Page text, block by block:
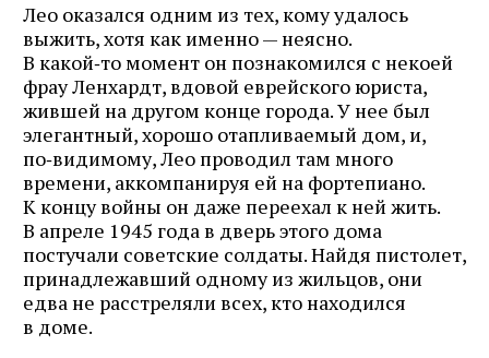
Лео оказался одним из тех, кому удалось
выжить, хотя как именно — неясно.
В какой‑то момент он познакомился с некоей
фрау Ленхардт, вдовой еврейского юриста,
жившей на другом конце города. У нее был
элегантный, хорошо отапливаемый дом, и,
по‑видимому, Лео проводил там много
времени, аккомпанируя ей на фортепиано.
К концу войны он даже переехал к ней жить.
В апреле 1945 года в дверь этого дома
постучали советские солдаты. Найдя пистолет,
принадлежавший одному из жильцов, они
едва не расстреляли всех, кто находился
в доме.